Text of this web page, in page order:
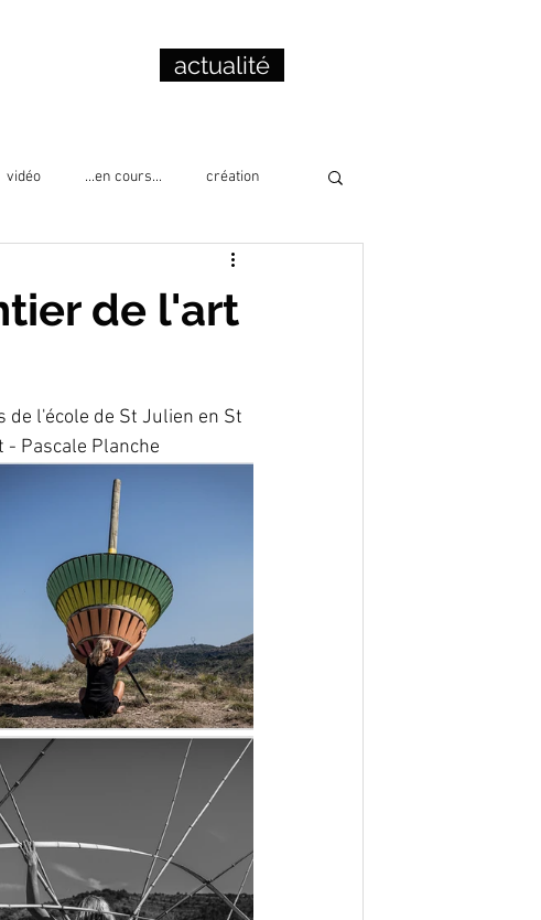
actualité
vidéo ...en cours... création
lecture
de l'art
l'école de St Julien en St
- Pascale Planche